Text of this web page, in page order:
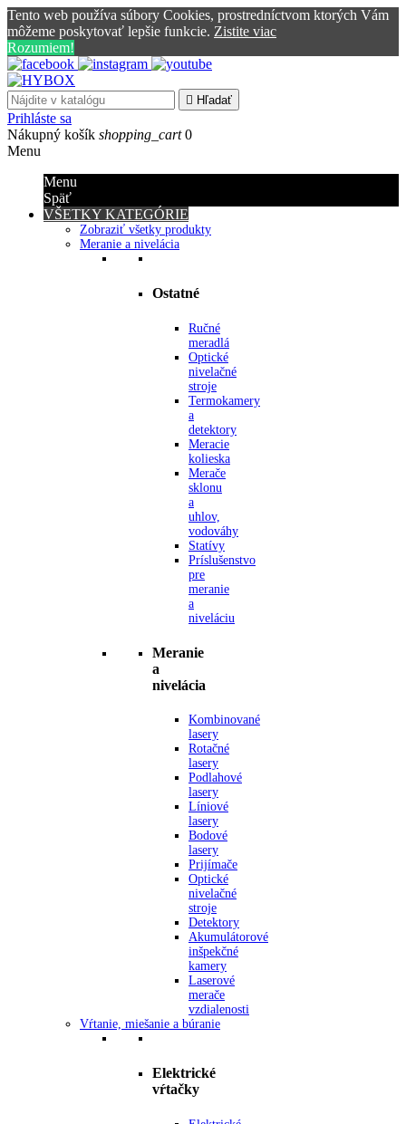
Tento web používa súbory Cookies, prostredníctvom ktorých Vám
môžeme poskytovať lepšie funkcie. Zistite viac
Rozumiem!
 Hľadať
Prihláste sa
Nákupný košík shopping_cart 0
Menu
Menu
Späť
VŠETKY KATEGÓRIE
Zobraziť všetky produkty
Meranie a nivelácia
Ostatné
Ručné
meradlá
Optické
nivelačné
stroje
Termokamery
a
detektory
Meracie
kolieska
Merače
sklonu
a
uhlov,
vodováhy
Statívy
Príslušenstvo
pre
meranie
a
niveláciu
Meranie
a
nivelácia
Kombinované
lasery
Rotačné
lasery
Podlahové
lasery
Líniové
lasery
Bodové
lasery
Prijímače
Optické
nivelačné
stroje
Detektory
Akumulátorové
inšpekčné
kamery
Laserové
merače
vzdialenosti
Vŕtanie, miešanie a búranie
Elektrické
vŕtačky